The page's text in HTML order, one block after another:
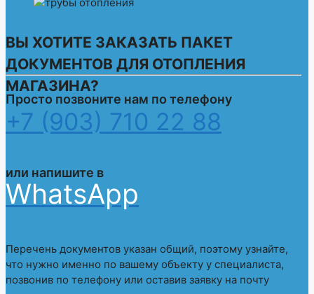
ВЫ ХОТИТЕ ЗАКАЗАТЬ ПАКЕТ
ДОКУМЕНТОВ ДЛЯ ОТОПЛЕНИЯ
МАГАЗИНА?
Просто позвоните нам по телефону
+7 (903) 710 22 88
или напишите в
WhatsApp
Перечень документов указан общий, поэтому узнайте,
что нужно именно по вашему объекту у специалиста,
позвонив по телефону или оставив заявку на почту